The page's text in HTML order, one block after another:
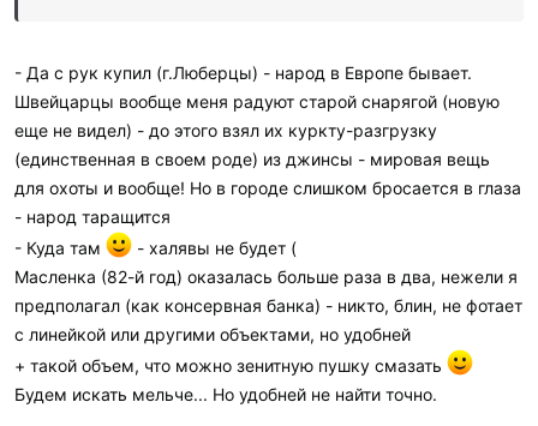
- Да с рук купил (г.Люберцы) - народ в Европе бывает.
Швейцарцы вообще меня радуют старой снарягой (новую
еще не видел) - до этого взял их куркту-разгрузку
(единственная в своем роде) из джинсы - мировая вещь
для охоты и вообще! Но в городе слишком бросается в глаза
- народ таращится
- Куда там
- халявы не будет (
Масленка (82-й год) оказалась больше раза в два, нежели я
предполагал (как консервная банка) - никто, блин, не фотает
с линейкой или другими объектами, но удобней
+ такой объем, что можно зенитную пушку смазать
Будем искать мельче... Но удобней не найти точно.